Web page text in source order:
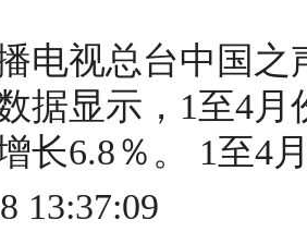
电视总台中国
据显示，1至4月
长6.8％。 1至4
13:37:09